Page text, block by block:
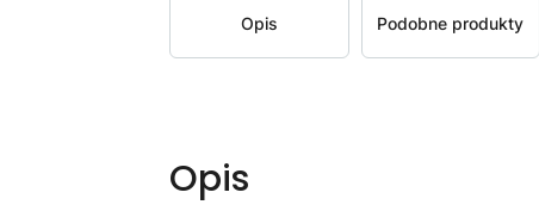
Opis Podobne produkty
Opis